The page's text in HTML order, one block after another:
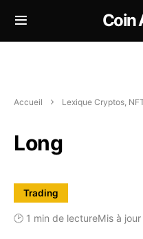
Coin
Accueil Lexique Cryptos,
Long
Trading
🕑 1 min de lectureMis à